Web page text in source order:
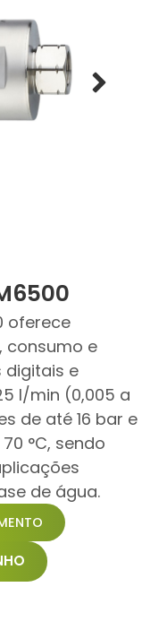
oferece
consumo e
digitais e
l/min (0,005 a
de até 16 bar e
°C, sendo
de água.